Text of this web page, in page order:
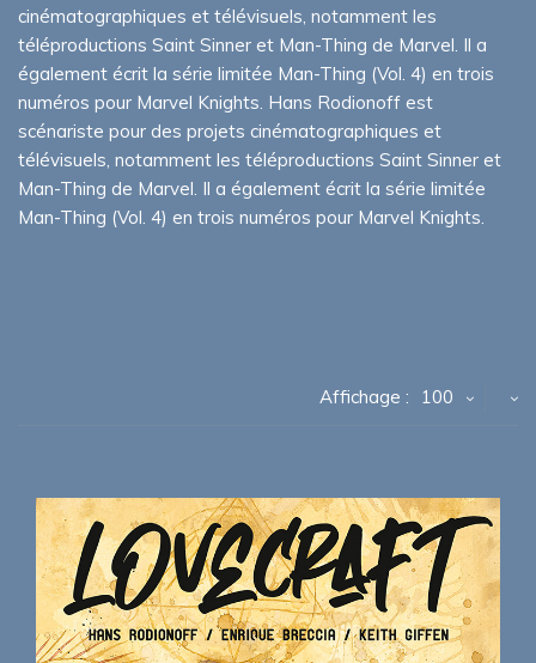
cinématographiques et télévisuels, notamment les
téléproductions Saint Sinner et Man-Thing de Marvel. Il a
également écrit la série limitée Man-Thing (Vol. 4) en trois
numéros pour Marvel Knights. Hans Rodionoff est
scénariste pour des projets cinématographiques et
télévisuels, notamment les téléproductions Saint Sinner et
Man-Thing de Marvel. Il a également écrit la série limitée
Man-Thing (Vol. 4) en trois numéros pour Marvel Knights.
Affichage : 100